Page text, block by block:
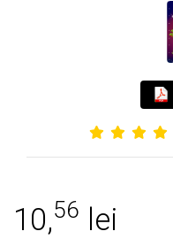
10,56 lei